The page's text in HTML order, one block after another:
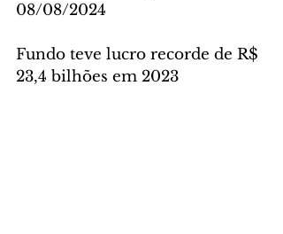
08/08/2024
Fundo teve lucro recorde de R$
23,4 bilhões em 2023